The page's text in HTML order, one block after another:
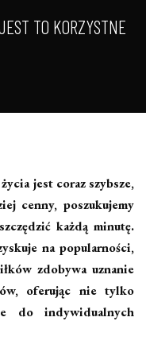
TO KORZYSTNE
jest coraz szybsze,
cenny, poszukujemy
każdą minutę.
na popularności,
zdobywa uznanie
oferując nie tylko
do indywidualnych